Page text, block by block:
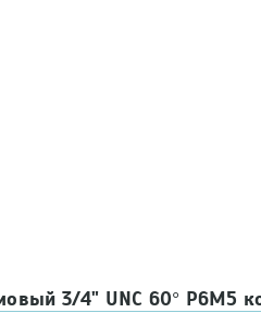
3/4" UNC 60° Р6М5